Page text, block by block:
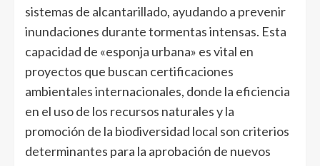
sistemas de alcantarillado, ayudando a prevenir
inundaciones durante tormentas intensas. Esta
capacidad de «esponja urbana» es vital en
proyectos que buscan certificaciones
ambientales internacionales, donde la eficiencia
en el uso de los recursos naturales y la
promoción de la biodiversidad local son criterios
determinantes para la aprobación de nuevos